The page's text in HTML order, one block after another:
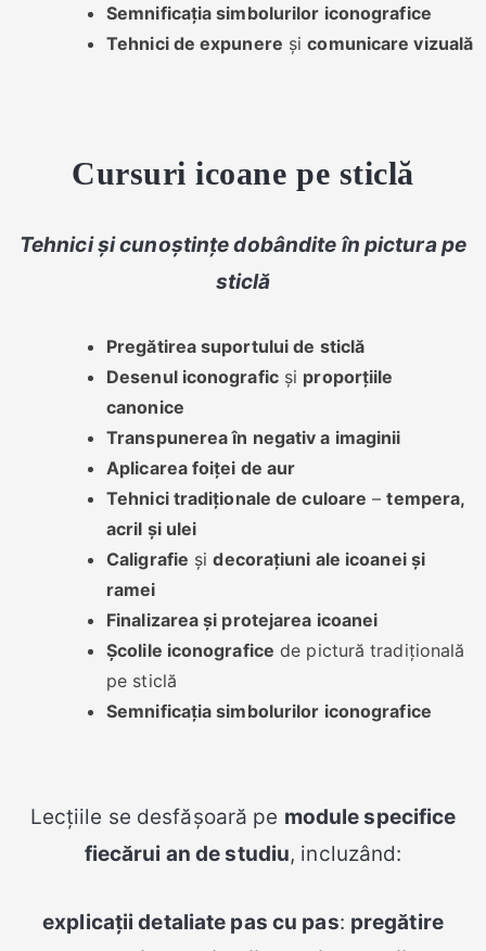
Semnificația simbolurilor iconografice
Tehnici de expunere șicomunicare vizuală
Cursuri icoane pe sticlă
Tehnici și cunoștințe dobândite în pictura pe
sticlă
Pregătirea suportului de sticlă
Desenul iconograficși proporțiile
canonice
Transpunerea în negativ a imaginii
Aplicarea foiței de aur
Tehnici tradiționale de culoare –tempera,
acril și ulei
Caligrafie șidecorațiuni ale icoanei și
ramei
Finalizarea și protejarea icoanei
Școlile iconografice de pictură tradițională
pe sticlă
Semnificația simbolurilor iconografice
Lecțiile se desfășoară pe module specifice
fiecărui an de studiu, incluzând:
explicații detaliate pas cu pas: pregătire